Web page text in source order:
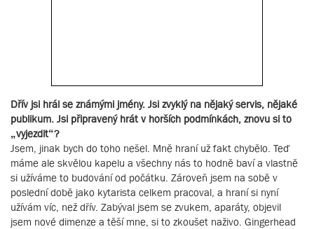
Dřív jsi hrál se známými jmény. Jsi zvyklý na nějaký servis, nějaké
publikum. Jsi připravený hrát v horších podmínkách, znovu si to
„vyjezdit“?
Jsem, jinak bych do toho nešel. Mně hraní už fakt chybělo. Teď
máme ale skvělou kapelu a všechny nás to hodně baví a vlastně
si užíváme to budování od počátku. Zároveň jsem na sobě v
poslední době jako kytarista celkem pracoval, a hraní si nyní
užívám víc, než dřív. Zabýval jsem se zvukem, aparáty, objevil
jsem nové dimenze a těší mne, si to zkoušet naživo. Gingerhead